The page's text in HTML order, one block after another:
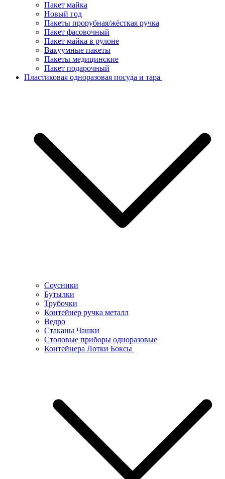
Пакет майка
Новый год
Пакеты прорубная/жёсткая ручка
Пакет фасовочный
Пакет майка в рулоне
Вакуумные пакеты
Пакеты медицинские
Пакет подарочный
Пластиковая одноразовая посуда и тара
Соусники
Бутылки
Трубочки
Контейнер ручка металл
Ведро
Стаканы Чашки
Столовые приборы одноразовые
Контейнера Лотки Боксы